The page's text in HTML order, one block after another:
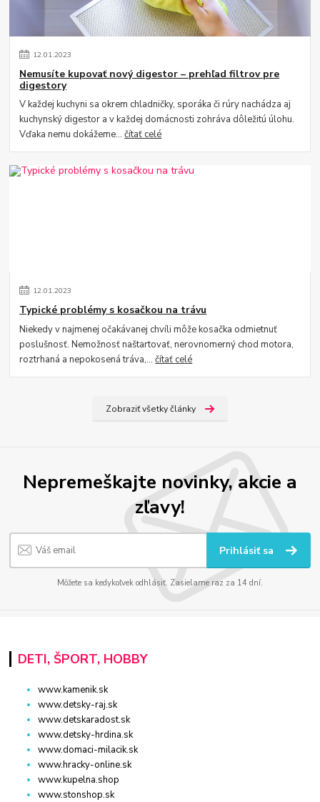
12.01.2023
Nemusíte kupovať nový digestor – prehľad filtrov pre
digestory
V každej kuchyni sa okrem chladničky, sporáka či rúry nachádza aj
kuchynský digestor a v každej domácnosti zohráva dôležitú úlohu.
Vďaka nemu dokážeme...čítať celé
12.01.2023
Typické problémy s kosačkou na trávu
Niekedy v najmenej očakávanej chvíli môže kosačka odmietnuť
poslušnosť. Nemožnosť naštartovať, nerovnomerný chod motora,
roztrhaná a nepokosená tráva,...čítať celé
Zobraziť všetky články
Nepremeškajte novinky, akcie a
zľavy!
Prihlásiť sa
Môžete sa kedykoľvek odhlásiť. Zasielame raz za 14 dní.
DETI, ŠPORT, HOBBY
www.kamenik.sk
www.detsky-raj.sk
www.detskaradost.sk
www.detsky-hrdina.sk
www.domaci-milacik.sk
www.hracky-online.sk
www.kupelna.shop
www.stonshop.sk